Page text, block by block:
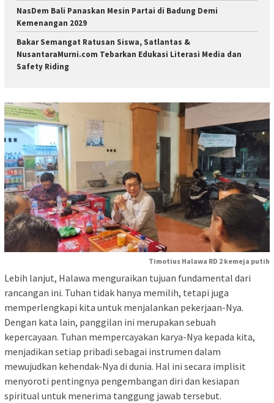
NasDem Bali Panaskan Mesin Partai di Badung Demi
Kemenangan 2029
Bakar Semangat Ratusan Siswa, Satlantas &
NusantaraMurni.com Tebarkan Edukasi Literasi Media dan
Safety Riding
Timotius Halawa RD 2 kemeja putih
Lebih lanjut, Halawa menguraikan tujuan fundamental dari
rancangan ini. Tuhan tidak hanya memilih, tetapi juga
memperlengkapi kita untuk menjalankan pekerjaan-Nya.
Dengan kata lain, panggilan ini merupakan sebuah
kepercayaan. Tuhan mempercayakan karya-Nya kepada kita,
menjadikan setiap pribadi sebagai instrumen dalam
mewujudkan kehendak-Nya di dunia. Hal ini secara implisit
menyoroti pentingnya pengembangan diri dan kesiapan
spiritual untuk menerima tanggung jawab tersebut.